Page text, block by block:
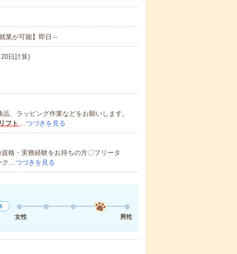
業が可能】即日～
日計算)
、ラッピング作業などをお願いします。
フト…つづきを見る
資格・実務経験をお持ちの方〇フリータ
ク…つづきを見る
女性
男性